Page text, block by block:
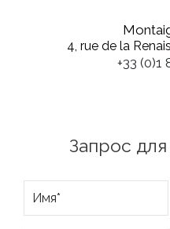
4, rue de la
+33 (0)1
Запрос